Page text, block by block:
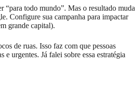
“para todo mundo”. Mas o resultado muda
Configure sua campanha para impactar
grande capital).
de ruas. Isso faz com que pessoas
urgentes. Já falei sobre essa estratégia